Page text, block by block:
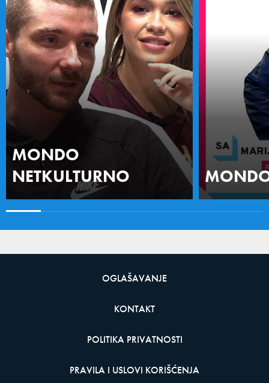
MONDO
NETKULTURNO
OGLAŠAVANJE
KONTAKT
POLITIKA PRIVATNOSTI
PRAVILA I USLOVI KORIŠĆENJA